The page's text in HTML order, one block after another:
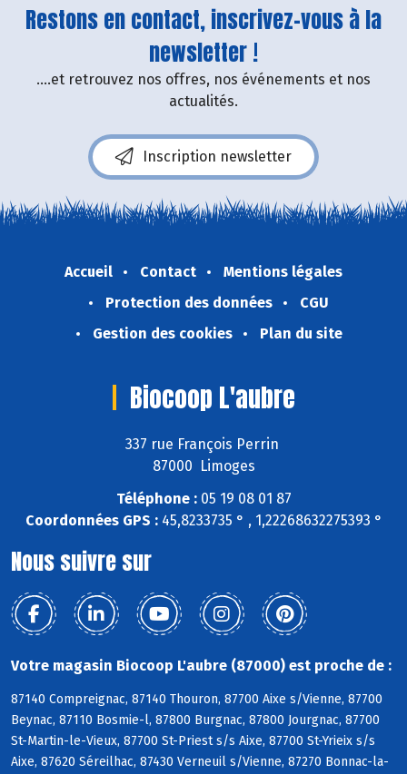
Restons en contact, inscrivez-vous à la
newsletter !
....et retrouvez nos offres, nos événements et nos
actualités.
Inscription newsletter
Accueil Contact
Mentions légales
Protection des données
CGU
Gestion des cookies
Plan du site
Biocoop L'aubre
337 rue François Perrin
87000 Limoges
Téléphone :05 19 08 01 87
Coordonnées GPS :45,8233735 ° , 1,22268632275393 °
Nous suivre sur
Votre magasin Biocoop L'aubre (87000) est proche de :
87140 Compreignac, 87140 Thouron, 87700 Aixe s/Vienne, 87700
Beynac, 87110 Bosmie-l, 87800 Burgnac, 87800 Jourgnac, 87700
St-Martin-le-Vieux, 87700 St-Priest s/s Aixe, 87700 St-Yrieix s/s
Aixe, 87620 Séreilhac, 87430 Verneuil s/Vienne, 87270 Bonnac-la-